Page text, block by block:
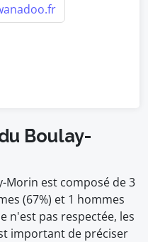
Boulay-
Morin est composé de 3
(67%) et 1 hommes
n'est pas respectée, les
important de préciser